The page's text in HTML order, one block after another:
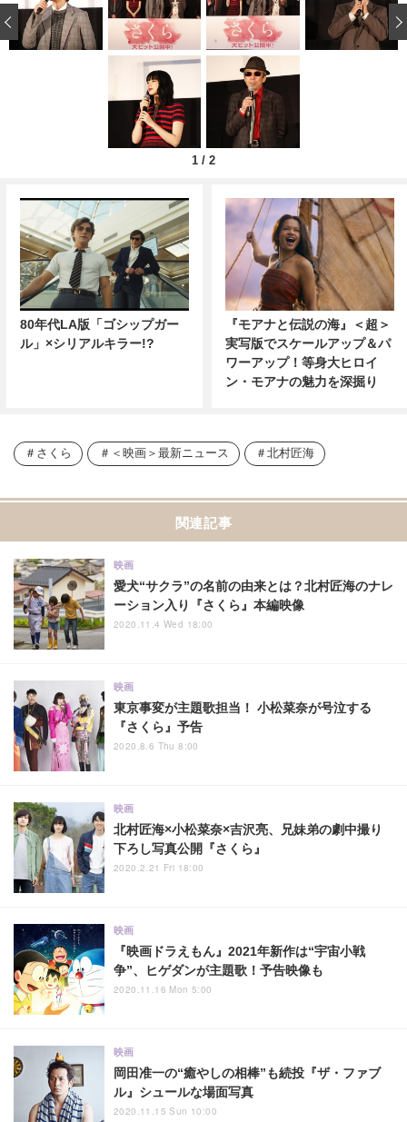
1 / 2
‹
80年代LA版「ゴシップガー
ル」×シリアルキラー!?
『モアナと伝説の海』＜超＞
実写版でスケールアップ＆パ
ワーアップ！等身大ヒロイ
ン・モアナの魅力を深掘り
さくら ＜映画＞最新ニュース 北村匠海
関連記事
愛犬“サクラ”の名前の由来とは？北村匠海のナレ
ーション入り『さくら』本編映像
映画
2020.11.4 Wed 18:00
東京事変が主題歌担当！ 小松菜奈が号泣する
『さくら』予告
映画
2020.8.6 Thu 8:00
北村匠海×小松菜奈×吉沢亮、兄妹弟の劇中撮り
下ろし写真公開『さくら』
映画
2020.2.21 Fri 18:00
『映画ドラえもん』2021年新作は“宇宙小戦
争”、ヒゲダンが主題歌！予告映像も
映画
2020.11.16 Mon 5:00
岡田准一の“癒やしの相棒”も続投『ザ・ファブ
ル』シュールな場面写真
映画
2020.11.15 Sun 10:00